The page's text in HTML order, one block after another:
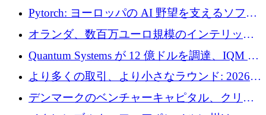
に 1,800 万ドルを調達
Pytorch: ヨーロッパの AI 野望を支えるソフト
ウェア層
オランダ、数百万ユーロ規模のインテリック
との提携で軍用ドローンにソフトウェアファ
ースト戦略を採用
Quantum Systems が 12 億ドルを調達、IQM が
米国の主要取引所で初の欧州量子企業とな
る、6 月に欧州のスタートアップ資金調達
より多くの取引、より小さなラウンド: 2026
年 6 月に欧州のスタートアップ資金調達
デンマークのベンチャーキャピタル、クリメ